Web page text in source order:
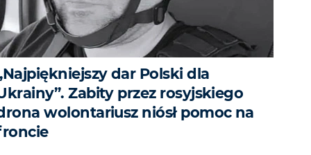
dar Polski dla
Zabity przez rosyjskiego
wolontariusz niósł pomoc na